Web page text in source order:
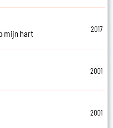
mijn hart
2017
2001
2001